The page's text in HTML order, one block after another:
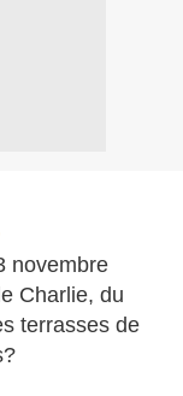
novembre
Charlie, du
terrasses de